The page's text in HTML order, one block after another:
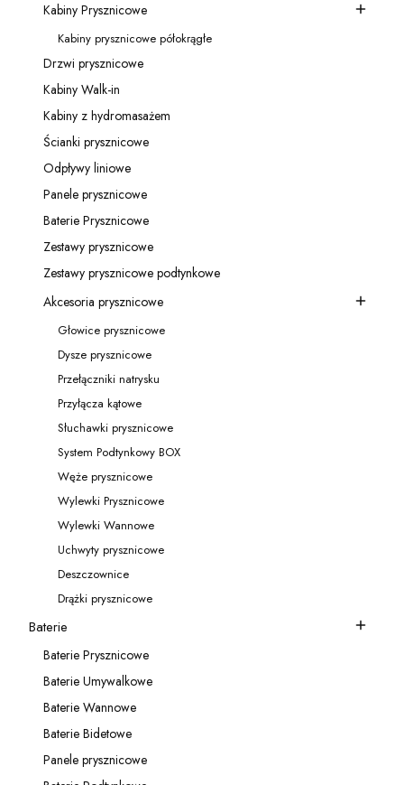
Kategoria - Kabiny Prysznicowe
Kabiny Prysznicowe
Kategoria - Kabiny prysznicowe półokrągłe
Kabiny prysznicowe półokrągłe
Kategoria - Drzwi prysznicowe
Drzwi prysznicowe
Kategoria - Kabiny Walk-in
Kabiny Walk-in
Kategoria - Kabiny z hydromasażem
Kabiny z hydromasażem
Kategoria - Ścianki prysznicowe
Ścianki prysznicowe
Kategoria - Odpływy liniowe
Odpływy liniowe
Kategoria - Panele prysznicowe
Panele prysznicowe
Kategoria - Baterie Prysznicowe
Baterie Prysznicowe
Kategoria - Zestawy prysznicowe
Zestawy prysznicowe
Kategoria - Zestawy prysznicowe podtynkowe
Zestawy prysznicowe podtynkowe
Kategoria - Akcesoria prysznicowe
Akcesoria prysznicowe
Kategoria - Głowice prysznicowe
Głowice prysznicowe
Kategoria - Dysze prysznicowe
Dysze prysznicowe
Kategoria - Przełączniki natrysku
Przełączniki natrysku
Kategoria - Przyłącza kątowe
Przyłącza kątowe
Kategoria - Słuchawki prysznicowe
Słuchawki prysznicowe
Kategoria - System Podtynkowy BOX
System Podtynkowy BOX
Kategoria - Węże prysznicowe
Węże prysznicowe
Kategoria - Wylewki Prysznicowe
Wylewki Prysznicowe
Kategoria - Wylewki Wannowe
Wylewki Wannowe
Kategoria - Uchwyty prysznicowe
Uchwyty prysznicowe
Kategoria - Deszczownice
Deszczownice
Kategoria - Drążki prysznicowe
Drążki prysznicowe
Kategoria - Baterie
Baterie
Kategoria - Baterie Prysznicowe
Baterie Prysznicowe
Kategoria - Baterie Umywalkowe
Baterie Umywalkowe
Kategoria - Baterie Wannowe
Baterie Wannowe
Kategoria - Baterie Bidetowe
Baterie Bidetowe
Kategoria - Panele prysznicowe
Panele prysznicowe